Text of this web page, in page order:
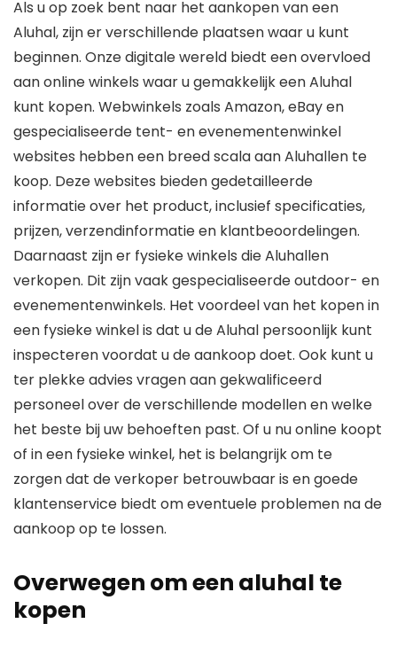
Als u op zoek bent naar het aankopen van een
Aluhal, zijn er verschillende plaatsen waar u kunt
beginnen. Onze digitale wereld biedt een overvloed
aan online winkels waar u gemakkelijk een Aluhal
kunt kopen. Webwinkels zoals Amazon, eBay en
gespecialiseerde tent- en evenementenwinkel
websites hebben een breed scala aan Aluhallen te
koop. Deze websites bieden gedetailleerde
informatie over het product, inclusief specificaties,
prijzen, verzendinformatie en klantbeoordelingen.
Daarnaast zijn er fysieke winkels die Aluhallen
verkopen. Dit zijn vaak gespecialiseerde outdoor- en
evenementenwinkels. Het voordeel van het kopen in
een fysieke winkel is dat u de Aluhal persoonlijk kunt
inspecteren voordat u de aankoop doet. Ook kunt u
ter plekke advies vragen aan gekwalificeerd
personeel over de verschillende modellen en welke
het beste bij uw behoeften past. Of u nu online koopt
of in een fysieke winkel, het is belangrijk om te
zorgen dat de verkoper betrouwbaar is en goede
klantenservice biedt om eventuele problemen na de
aankoop op te lossen.
Overwegen om een aluhal te
kopen